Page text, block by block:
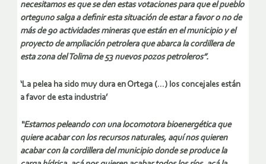
necesitamos es que se den estas votaciones para que el pueblo
orteguno salga a definir esta situación de estar a favor o no de
más de 90 actividades mineras que están en el municipio y el
proyecto de ampliación petrolera que abarca la cordillera de
esta zona del Tolima de 53 nuevos pozos petroleros”.
‘La pelea ha sido muy dura en Ortega (…) los concejales están
a favor de esta industria’
“Estamos peleando con una locomotora bioenergética que
quiere acabar con los recursos naturales, aquí nos quieren
acabar con la cordillera del municipio donde se produce la